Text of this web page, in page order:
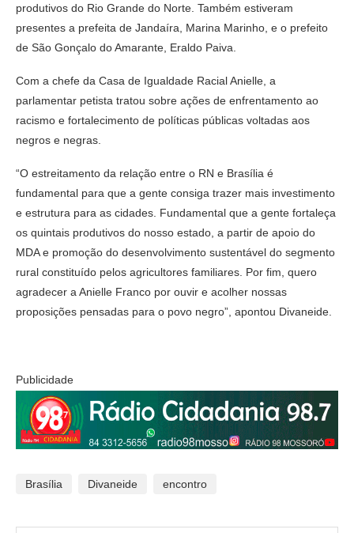
produtivos do Rio Grande do Norte. Também estiveram
presentes a prefeita de Jandaíra, Marina Marinho, e o prefeito
de São Gonçalo do Amarante, Eraldo Paiva.
Com a chefe da Casa de Igualdade Racial Anielle, a
parlamentar petista tratou sobre ações de enfrentamento ao
racismo e fortalecimento de políticas públicas voltadas aos
negros e negras.
“O estreitamento da relação entre o RN e Brasília é
fundamental para que a gente consiga trazer mais investimento
e estrutura para as cidades. Fundamental que a gente fortaleça
os quintais produtivos do nosso estado, a partir de apoio do
MDA e promoção do desenvolvimento sustentável do segmento
rural constituído pelos agricultores familiares. Por fim, quero
agradecer a Anielle Franco por ouvir e acolher nossas
proposições pensadas para o povo negro”, apontou Divaneide.
Publicidade
Brasília Divaneide encontro